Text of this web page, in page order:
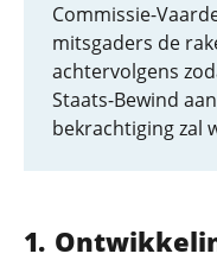
Commissie-
mitsgaders de
achtervolgens
Staats-Bewind
bekrachtiging zal